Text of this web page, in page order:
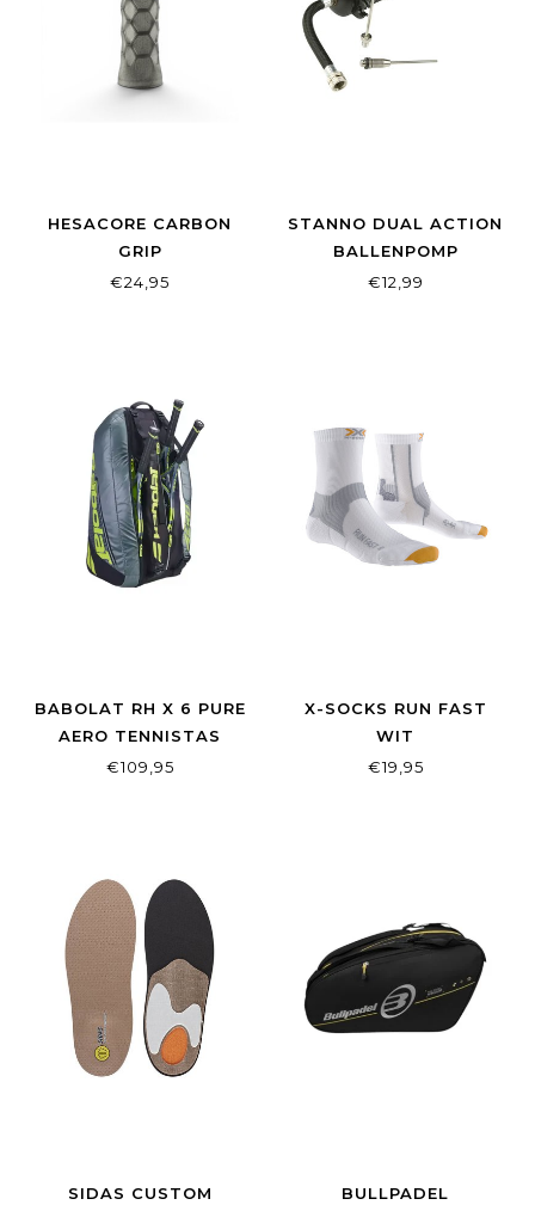
HESACORE CARBON
GRIP
€24,95
STANNO DUAL ACTION
BALLENPOMP
€12,99
BABOLAT RH X 6 PURE
AERO TENNISTAS
€109,95
X-SOCKS RUN FAST
WIT
HARDLOOPSOKKEN
€19,95
SIDAS CUSTOM
BULLPADEL